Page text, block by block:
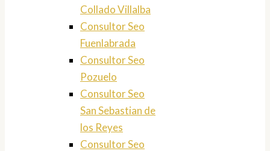
Collado Villalba
Consultor Seo
Fuenlabrada
Consultor Seo
Pozuelo
Consultor Seo
San Sebastian de
los Reyes
Consultor Seo